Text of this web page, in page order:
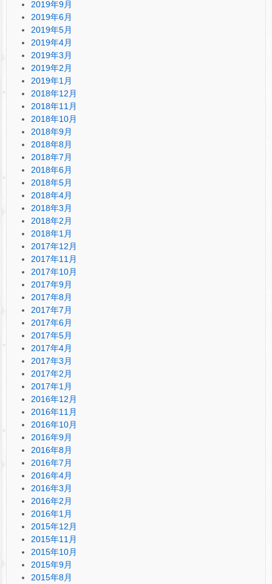
2019年9月
2019年6月
2019年5月
2019年4月
2019年3月
2019年2月
2019年1月
2018年12月
2018年11月
2018年10月
2018年9月
2018年8月
2018年7月
2018年6月
2018年5月
2018年4月
2018年3月
2018年2月
2018年1月
2017年12月
2017年11月
2017年10月
2017年9月
2017年8月
2017年7月
2017年6月
2017年5月
2017年4月
2017年3月
2017年2月
2017年1月
2016年12月
2016年11月
2016年10月
2016年9月
2016年8月
2016年7月
2016年4月
2016年3月
2016年2月
2016年1月
2015年12月
2015年11月
2015年10月
2015年9月
2015年8月